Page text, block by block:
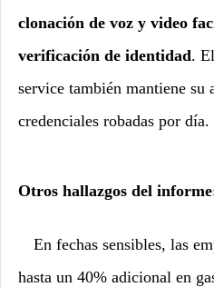
clonación de voz y video
verificación de identidad.
service también mantiene su
credenciales robadas por día.
Otros hallazgos del
En fechas sensibles, las
hasta un 40% adicional en